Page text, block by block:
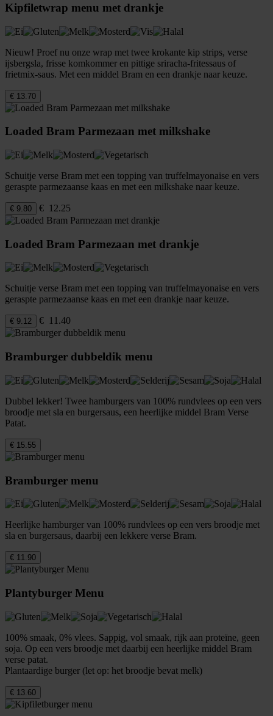
Kipfiletwrap menu met drankje
Nieuw! Proef nu onze wrap met twee krokante kip strips, verse
ijsbergsla, frisse komkommer en pittige sriracha-fritessaus of
frietmix-saus. Met een middel Bram en een drankje naar keuze.
€ 13.70
Loaded Bram Parmezaan met milkshake
Schuitje verse Bram met een topping van truffelmayonaise en vers
geraspte parmezaanse kaas en met een milkshake naar keuze.
€ 9.80 € 12.25
Loaded Bram Parmezaan met drankje
Schuitje verse Bram met een topping van truffelmayonaise en vers
geraspte parmezaanse kaas en met een drankje naar keuze.
€ 9.12 € 11.40
Bramburger dubbeldik menu
Dubbel lekker! Twee hamburgers van 100% rundvlees op een vers
broodje met sla en burgersaus, een heerlijke middel Bram Verse
Patat.
€ 15.55
Bramburger menu
Heerlijke hamburger van 100% rundvlees op een vers broodje met
sla en burgersaus, daarbij een lekkere verse Bram.
€ 11.90
Plantyburger Menu
100% smaak, 0% vlees. Sappig, vol smaak, rijk aan proteïne, geen
soja. Op een vers broodje met daarbij een heerlijke middel Bram
verse patat.
Plantaardige burger (let op: het broodje bevat melk)
€ 13.60